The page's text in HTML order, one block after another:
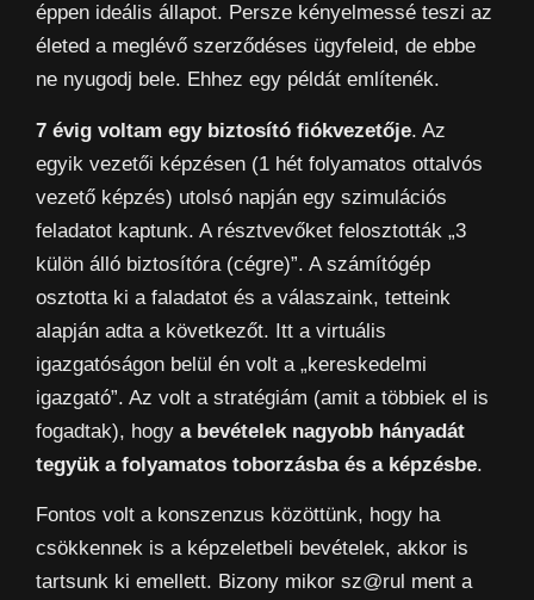
éppen ideális állapot. Persze kényelmessé teszi az
életed a meglévő szerződéses ügyfeleid, de ebbe
ne nyugodj bele. Ehhez egy példát említenék.
7 évig voltam egy biztosító fiókvezetője. Az
egyik vezetői képzésen (1 hét folyamatos ottalvós
vezető képzés) utolsó napján egy szimulációs
feladatot kaptunk. A résztvevőket felosztották „3
külön álló biztosítóra (cégre)”. A számítógép
osztotta ki a faladatot és a válaszaink, tetteink
alapján adta a következőt. Itt a virtuális
igazgatóságon belül én volt a „kereskedelmi
igazgató”. Az volt a stratégiám (amit a többiek el is
fogadtak), hogy a bevételek nagyobb hányadát
tegyük a folyamatos toborzásba és a képzésbe.
Fontos volt a konszenzus közöttünk, hogy ha
csökkennek is a képzeletbeli bevételek, akkor is
tartsunk ki emellett. Bizony mikor sz@rul ment a